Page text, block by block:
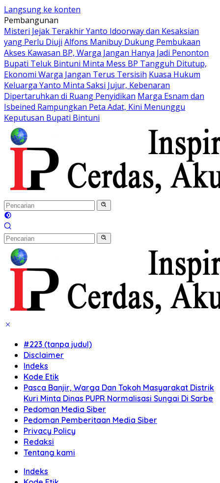
Langsung ke konten
Pembangunan
Misteri Jejak Terakhir Yanto Idoorway dan Kesaksian
yang Perlu Diuji Alfons Manibuy Dukung Pembukaan
Akses Kawasan BP, Warga Jangan Hanya Jadi Penonton
Bupati Teluk Bintuni Minta Mess BP Tangguh Ditutup,
Ekonomi Warga Jangan Terus Tersisih Kuasa Hukum
Keluarga Yanto Minta Saksi Jujur, Kebenaran
Dipertaruhkan di Ruang Penyidikan Marga Esnam dan
Isbeined Rampungkan Peta Adat, Kini Menunggu
Keputusan Bupati Bintuni
#223 (tanpa judul)
Disclaimer
Indeks
Kode Etik
Pasca Banjir, Warga Dan Tokoh Masyarakat Distrik
Kuri Minta Dinas PUPR Normalisasi Sungai Di Sarbe
Pedoman Media Siber
Pedoman Pemberitaan Media Siber
Privacy Policy
Redaksi
Tentang kami
Indeks